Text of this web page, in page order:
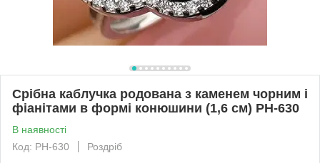
Срібна каблучка родована з каменем чорним і
фіанітами в формі конюшини (1,6 см) РН-630
В наявності
Код: РН-630
Роздріб